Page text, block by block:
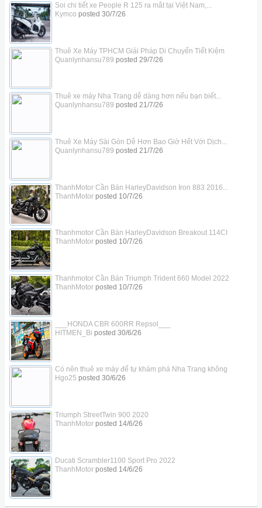
Soi chi tiết xe People R 125 ra mắt tại Việt Nam,...
Kymco posted 30/7/26
Thuê Xe Máy TPHCM Giải Pháp Di Chuyển Tiết Kiệm
Quanlynhansu789 posted 29/7/26
Thuê xe máy Nha Trang dễ dàng hơn nếu bạn biết...
Quanlynhansu789 posted 21/7/26
Thuê Xe Máy Sài Gòn Dễ Hơn Bao Giờ Hết Với Dịch...
Quanlynhansu789 posted 21/7/26
ThanhMotor Cần Bán HarleyDavidson Iron 883 2016...
ThanhMotorposted 10/7/26
Thanhmotor Cần Bán HarleyDavidson Breakout 114CI
ThanhMotorposted 10/7/26
Thanhmotor Cần Bán Triumph Trident 660 Model 2022
ThanhMotorposted 10/7/26
___HONDA CBR 600RR Repsol___
HITMEN_Bi posted 30/6/26
Có nên thuê xe máy để tự khám phá Nha Trang không
Hgo25 posted 30/6/26
Triumph StreetTwin 900 2020
ThanhMotorposted 14/6/26
Ducati Scrambler1100 Sport Pro 2022
ThanhMotorposted 14/6/26